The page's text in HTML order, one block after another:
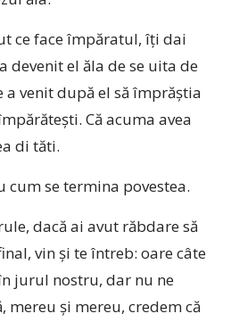
ce face împăratul, îți dai
devenit el ăla de se uita de
venit după el să împrăștia
Că acuma avea
di tăti.
cum se termina povestea.
dacă ai avut răbdare să
vin și te întreb: oare câte
jurul nostru, dar nu ne
mereu și mereu, credem că